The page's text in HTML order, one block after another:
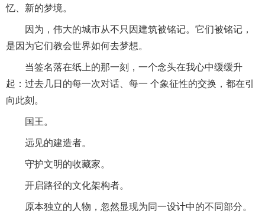
忆、新的梦境。
因为，伟大的城市从不只因建筑被铭记。它们被铭记，
是因为它们教会世界如何去梦想。
当签名落在纸上的那一刻，一个念头在我心中缓缓升
起：过去几日的每一次对话、每一 个象征性的交换，都在引
向此刻。
国王。
远见的建造者。
守护文明的收藏家。
开启路径的文化架构者。
原本独立的人物，忽然显现为同一设计中的不同部分。